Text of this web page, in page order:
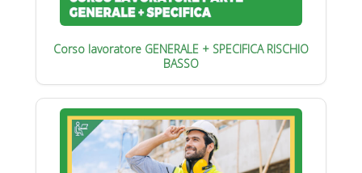
Corso lavoratore GENERALE + SPECIFICA RISCHIO
BASSO